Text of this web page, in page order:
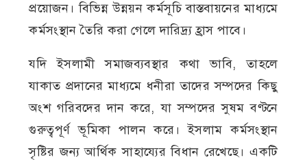
প্রয়োজন। বিভিন্ন উন্নয়ন কর্মসূচি বাস্তবায়নের মাধ্যমে
কর্মসংস্থান তৈরি করা গেলে দারিদ্র্য হ্রাস পাবে।
যদি ইসলামী সমাজব্যবস্থার কথা ভাবি, তাহলে
যাকাত প্রদানের মাধ্যমে ধনীরা তাদের সম্পদের কিছু
অংশ গরিবদের দান করে, যা সম্পদের সুষম বণ্টনে
গুরুত্বপূর্ণ ভূমিকা পালন করে। ইসলাম কর্মসংস্থান
সৃষ্টির জন্য আর্থিক সাহায্যের বিধান রেখেছে। একটি